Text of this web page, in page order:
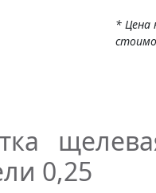
* Цена
0,25